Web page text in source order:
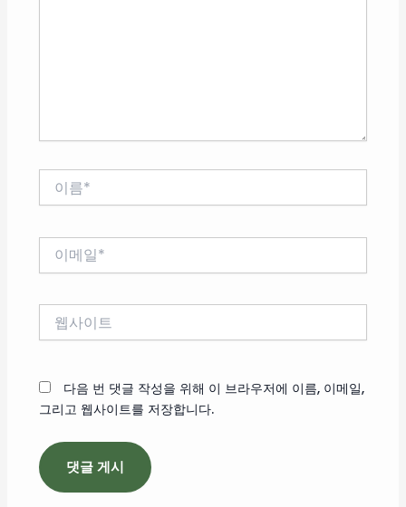
다음 번 댓글 작성을 위해 이 브라우저에 이름, 이메일,
그리고 웹사이트를 저장합니다.